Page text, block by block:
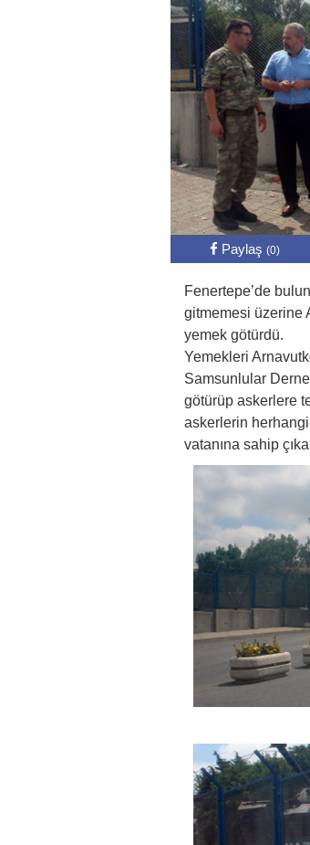
Paylaş (0)
Fenertepe’de
gitmemesi üzerine
yemek götürdü.
Yemekleri
Samsunlular
götürüp askerlere
askerlerin herhangi
vatanına sahip